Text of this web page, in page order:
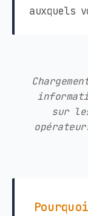
auxquels
sur